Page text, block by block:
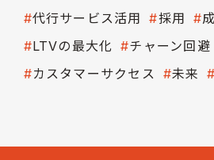
代行サービス活用
採用
LTVの最大化
チャーン回避
カスタマーサクセス
未来